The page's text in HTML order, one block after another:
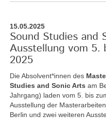
15.05.2025
Sound Studies and
Ausstellung vom 5.
2025
Die Absolvent*innen des
Studies and Sonic Arts am
Jahrgang) laden vom 5. bis
Ausstellung der
Berlin und zwei weiteren